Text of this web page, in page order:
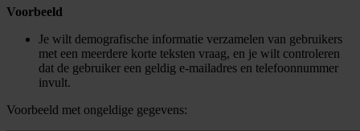
Voorbeeld
Je wilt demografische informatie verzamelen van gebruikers
met een meerdere korte teksten vraag, en je wilt controleren
dat de gebruiker een geldig e-mailadres en telefoonnummer
invult.
Voorbeeld met ongeldige gegevens: